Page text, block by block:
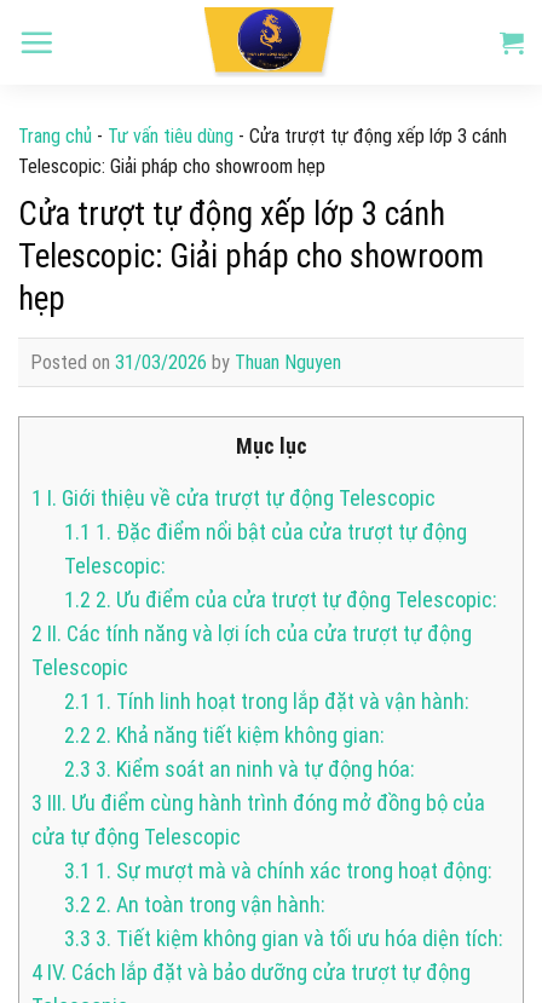
Trang chủ - Tư vấn tiêu dùng - Cửa trượt tự động xếp lớp 3 cánh
Telescopic: Giải pháp cho showroom hẹp
Cửa trượt tự động xếp lớp 3 cánh
Telescopic: Giải pháp cho showroom
hẹp
Posted on 31/03/2026 by Thuan Nguyen
Mục lục
1 I. Giới thiệu về cửa trượt tự động Telescopic
1.1 1. Đặc điểm nổi bật của cửa trượt tự động
Telescopic:
1.2 2. Ưu điểm của cửa trượt tự động Telescopic:
2 II. Các tính năng và lợi ích của cửa trượt tự động
Telescopic
2.1 1. Tính linh hoạt trong lắp đặt và vận hành:
2.2 2. Khả năng tiết kiệm không gian:
2.3 3. Kiểm soát an ninh và tự động hóa:
3 III. Ưu điểm cùng hành trình đóng mở đồng bộ của
cửa tự động Telescopic
3.1 1. Sự mượt mà và chính xác trong hoạt động:
3.2 2. An toàn trong vận hành:
3.3 3. Tiết kiệm không gian và tối ưu hóa diện tích:
4 IV. Cách lắp đặt và bảo dưỡng cửa trượt tự động